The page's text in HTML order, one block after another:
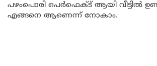
പഴംപൊരി പെർഫെക്ട് ആയി വീട്ടിൽ
എങ്ങനെ ആണെന്ന് നോകാം.